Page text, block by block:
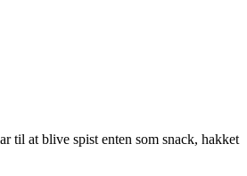
til at blive spist enten som snack, hakket